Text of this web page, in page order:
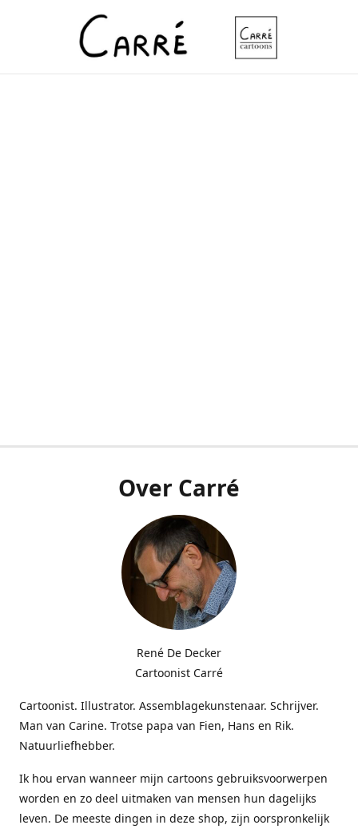
Over Carré
René De Decker
Cartoonist Carré
Cartoonist. Illustrator. Assemblagekunstenaar. Schrijver.
Man van Carine. Trotse papa van Fien, Hans en Rik.
Natuurliefhebber.
Ik hou ervan wanneer mijn cartoons gebruiksvoorwerpen
worden en zo deel uitmaken van mensen hun dagelijks
leven. De meeste dingen in deze shop, zijn oorspronkelijk